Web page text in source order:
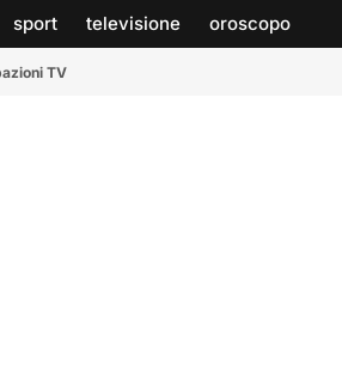
sport televisione oroscopo
TV